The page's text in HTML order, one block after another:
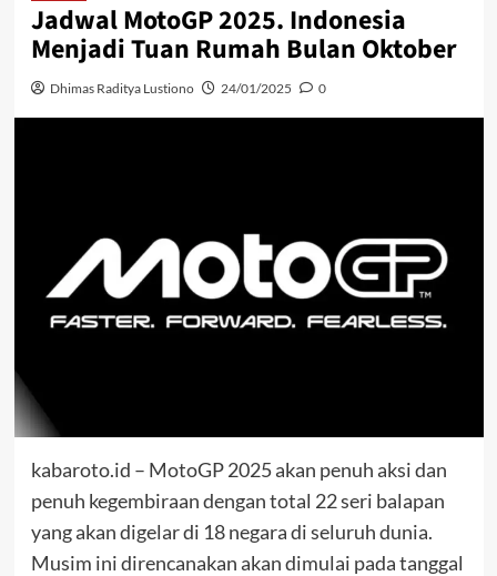
Jadwal MotoGP 2025. Indonesia
Menjadi Tuan Rumah Bulan Oktober
Dhimas Raditya Lustiono 24/01/2025 0
kabaroto.id – MotoGP 2025 akan penuh aksi dan
penuh kegembiraan dengan total 22 seri balapan
yang akan digelar di 18 negara di seluruh dunia.
Musim ini direncanakan akan dimulai pada tanggal